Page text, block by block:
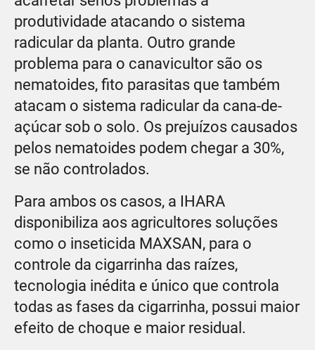
produtividade atacando o sistema
radicular da planta. Outro grande
problema para o canavicultor são os
nematoides, fito parasitas que também
atacam o sistema radicular da cana-de-
açúcar sob o solo. Os prejuízos causados
pelos nematoides podem chegar a 30%,
se não controlados.
Para ambos os casos, a IHARA
disponibiliza aos agricultores soluções
como o inseticida MAXSAN, para o
controle da cigarrinha das raízes,
tecnologia inédita e único que controla
todas as fases da cigarrinha, possui maior
efeito de choque e maior residual.